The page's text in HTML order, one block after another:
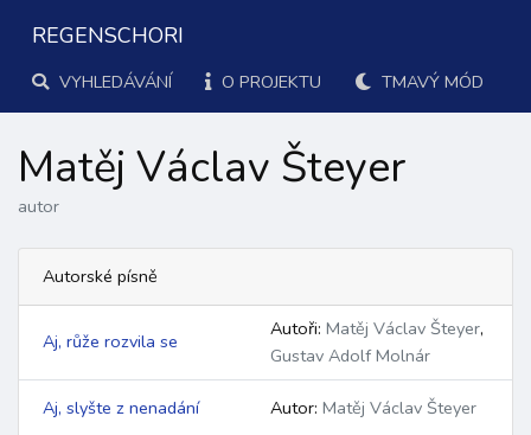
REGENSCHORI
VYHLEDÁVÁNÍ O PROJEKTU TMAVÝ MÓD
Matěj Václav Šteyer
autor
Autorské písně
Aj, růže rozvila se
Autoři: Matěj Václav Šteyer,
Gustav Adolf Molnár
Aj, slyšte z nenadání Autor: Matěj Václav Šteyer